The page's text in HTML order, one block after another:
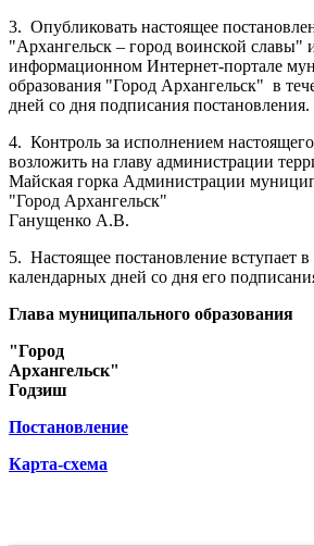
3. Опубликовать настоящее
"Архангельск – город воинской славы"
информационном Интернет-портале
образования "Город Архангельск" в
дней со дня подписания постановления.
4. Контроль за исполнением
возложить на главу администрации
Майская горка Администрации
"Город Архангельск"
Ганущенко А.В.
5. Настоящее постановление вступает
календарных дней со дня его
Глава муниципального образования
"Город
Архангельск"
Годзиш
Постановление
Карта-схема